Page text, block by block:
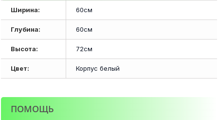
Ширина: 60см
Глубина: 60см
Высота: 72см
Цвет: Корпус белый
ПОМОЩЬ